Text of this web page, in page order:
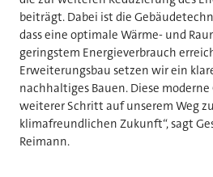
beiträgt. Dabei ist die
dass eine optimale Wärme- und
geringstem Energieverbrauch
Erweiterungsbau setzen wir ein
nachhaltiges Bauen. Diese
weiterer Schritt auf unserem Weg
klimafreundlichen Zukunft“, sagt
Reimann.